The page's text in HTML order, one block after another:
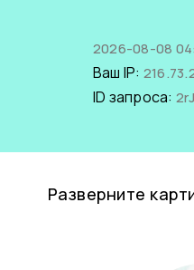
2026-08-08
Ваш IP:
ID запроса:
Разверните